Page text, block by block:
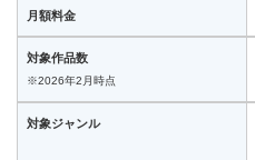
月額料金
対象作品数
※2026年2月時点
対象ジャンル